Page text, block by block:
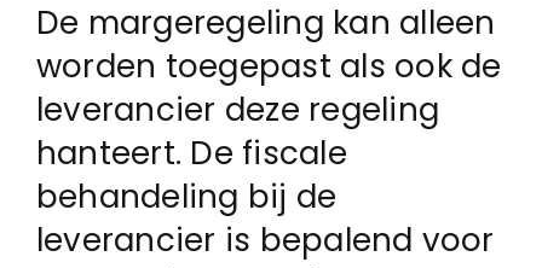
Login
Klachtenregeling
Contact
De margeregeling kan alleen
worden toegepast als ook de
leverancier deze regeling
hanteert. De fiscale
behandeling bij de
leverancier is bepalend voor